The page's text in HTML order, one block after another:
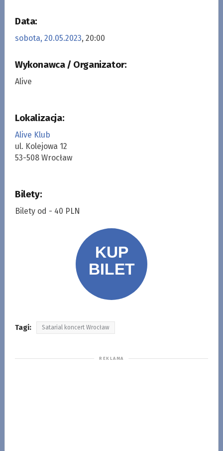
Data:
sobota, 20.05.2023, 20:00
Wykonawca / Organizator:
Alive
Lokalizacja:
Alive Klub
ul. Kolejowa 12
53-508 Wrocław
Bilety:
Bilety od - 40 PLN
Tagi: Satarial koncert Wrocław